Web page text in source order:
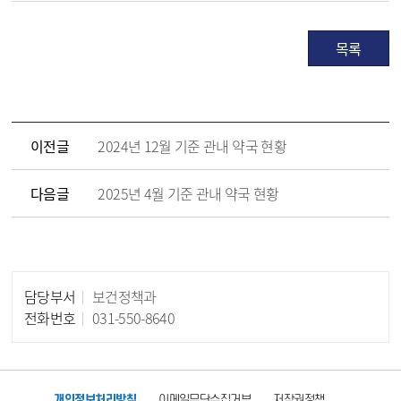
목록
이전글 2024년 12월 기준 관내 약국 현황
다음글 2025년 4월 기준 관내 약국 현황
담당부서
보건정책과
전화번호
031-550-8640